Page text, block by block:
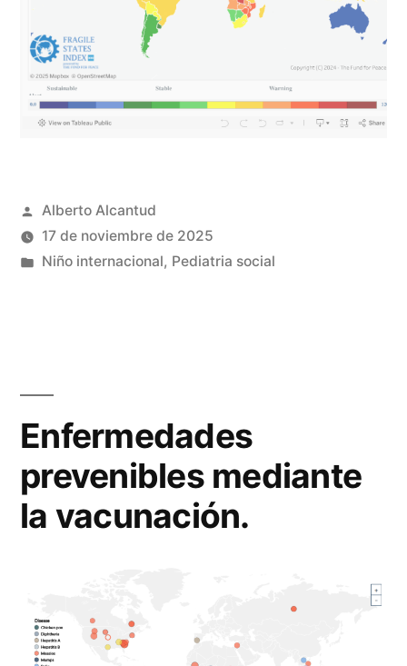
Publicado
por
Alberto Alcantud
17 de noviembre de 2025
Publicado
Niño internacional, Pediatria social
Enfermedades
prevenibles mediante
la vacunación.